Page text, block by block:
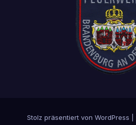
Stolz präsentiert von WordPress